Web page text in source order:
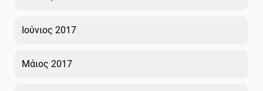
Ιούνιος 2017
Μάιος 2017